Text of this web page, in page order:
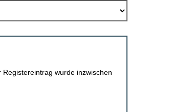
wurde inzwischen